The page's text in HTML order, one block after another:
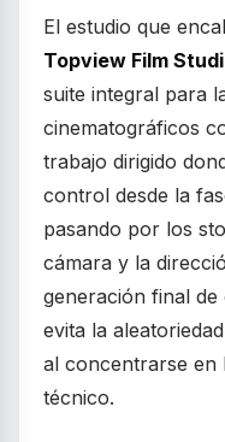
El estudio que
Topview Film
suite integral para
cinematográficos
trabajo dirigido
control desde la
pasando por los
cámara y la
generación final de
evita la
al concentrarse en
técnico.